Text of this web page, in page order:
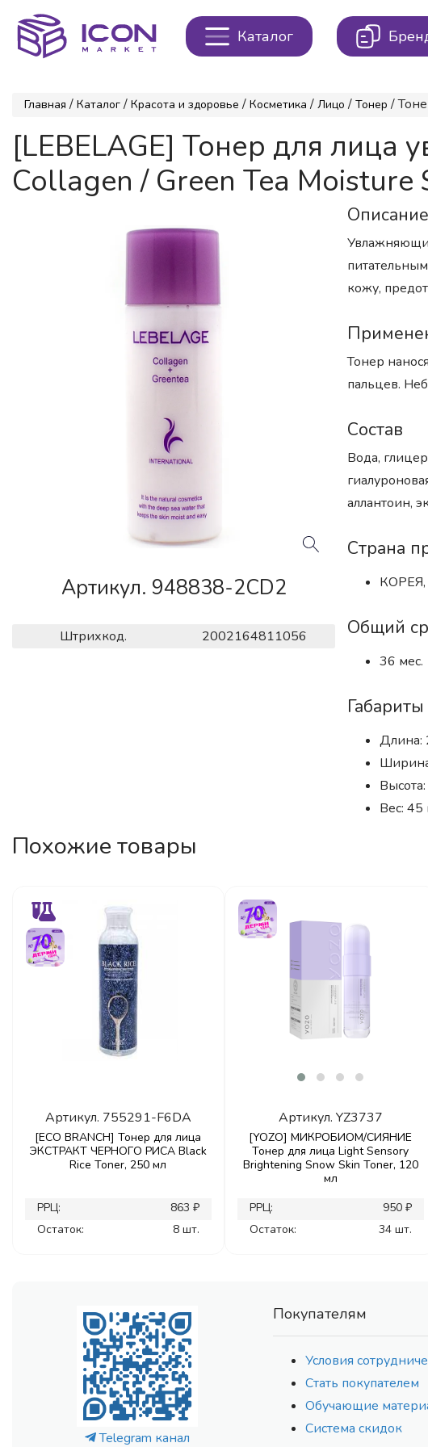
Каталог
Главная / Каталог / Красота и здоровье / Косметика / Лицо / Тонер /
[LEBELAGE] Тонер для
Collagen / Green Tea Moisture
Артикул. 948838-2CD2
Штрихкод. 2002164811056
Описание
кожу,
Тонер
пальцев.
Состав
Вода,
аллантоин,
Страна
Общий
36 мес.
Габариты
Длина:
Вес: 45
Похожие товары
Артикул. 755291-F6DA
[ECO BRANCH] Тонер для лица
ЭКСТРАКТ ЧЕРНОГО РИСА Black
Rice Toner, 250 мл
РРЦ:
863 ₽
Остаток:
8 шт.
Артикул. YZ3737
[YOZO] МИКРОБИОМ/СИЯНИЕ
Тонер для лица Light Sensory
Brightening Snow Skin Toner, 120
мл
РРЦ:
950 ₽
Остаток:
34 шт.
Telegram канал
Покупателям
Условия
Стать покупателем
Обучающие
Система скидок